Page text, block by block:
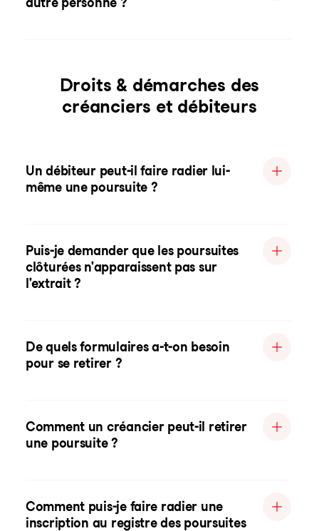
Droits & démarches des
créanciers et débiteurs
Un débiteur peut-il faire radier lui-
même une poursuite ?
Puis-je demander que les poursuites
clôturées n'apparaissent pas sur
l'extrait ?
De quels formulaires a-t-on besoin
pour se retirer ?
Comment un créancier peut-il retirer
une poursuite ?
Comment puis-je faire radier une
inscription au registre des poursuites